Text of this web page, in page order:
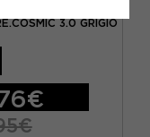
3.0 GRIGIO